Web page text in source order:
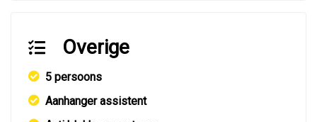
Overige
5 persoons
Aanhanger assistent